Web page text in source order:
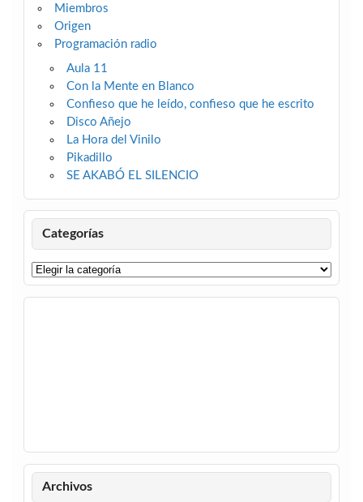
Miembros
Origen
Programación radio
Aula 11
Con la Mente en Blanco
Confieso que he leído, confieso que he escrito
Disco Añejo
La Hora del Vinilo
Pikadillo
SE AKABÓ EL SILENCIO
Categorías
Categorías
Archivos